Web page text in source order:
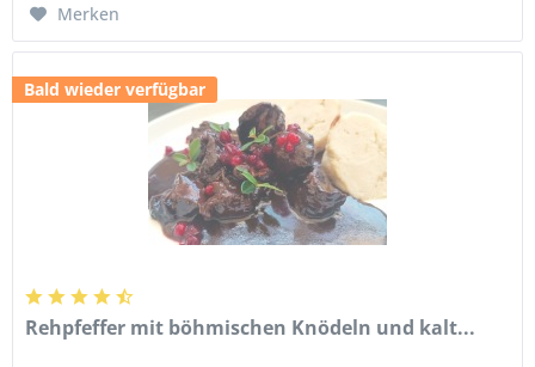
Merken
Bald wieder verfügbar
Rehpfeffer mit böhmischen Knödeln und kalt...